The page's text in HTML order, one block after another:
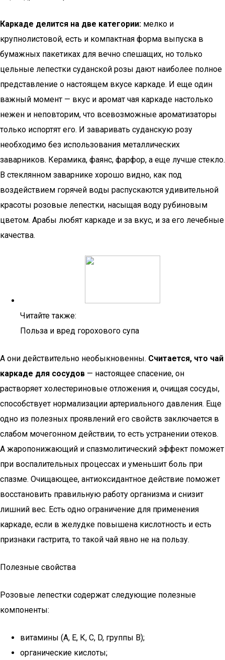
Каркаде делится на две категории: мелко и
крупнолистовой, есть и компактная форма выпуска в
бумажных пакетиках для вечно спешащих, но только
цельные лепестки суданской розы дают наиболее полное
представление о настоящем вкусе каркаде. И еще один
важный момент — вкус и аромат чая каркаде настолько
нежен и неповторим, что всевозможные ароматизаторы
только испортят его. И заваривать суданскую розу
необходимо без использования металлических
заварников. Керамика, фаянс, фарфор, а еще лучше стекло.
В стеклянном заварнике хорошо видно, как под
воздействием горячей воды распускаются удивительной
красоты розовые лепестки, насыщая воду рубиновым
цветом. Арабы любят каркаде и за вкус, и за его лечебные
качества.
Читайте также:
Польза и вред горохового супа
А они действительно необыкновенны. Считается, что чай
каркаде для сосудов — настоящее спасение, он
растворяет холестериновые отложения и, очищая сосуды,
способствует нормализации артериального давления. Еще
одно из полезных проявлений его свойств заключается в
слабом мочегонном действии, то есть устранении отеков.
А жаропонижающий и спазмолитический эффект поможет
при воспалительных процессах и уменьшит боль при
спазме. Очищающее, антиоксидантное действие поможет
восстановить правильную работу организма и снизит
лишний вес. Есть одно ограничение для применения
каркаде, если в желудке повышена кислотность и есть
признаки гастрита, то такой чай явно не на пользу.
Полезные свойства
Розовые лепестки содержат следующие полезные
компоненты:
витамины (А, E, К, С, D, группы В);
органические кислоты;